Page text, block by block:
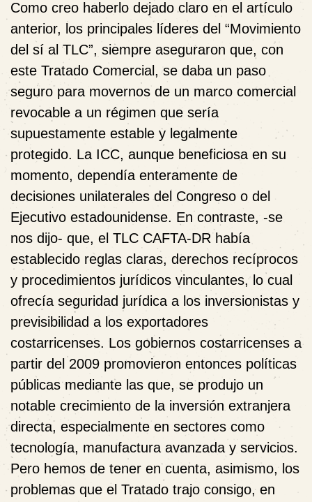
Como creo haberlo dejado claro en el artículo
anterior, los principales líderes del “Movimiento
del sí al TLC”, siempre aseguraron que, con
este Tratado Comercial, se daba un paso
seguro para movernos de un marco comercial
revocable a un régimen que sería
supuestamente estable y legalmente
protegido. La ICC, aunque beneficiosa en su
momento, dependía enteramente de
decisiones unilaterales del Congreso o del
Ejecutivo estadounidense. En contraste, -se
nos dijo- que, el TLC CAFTA-DR había
establecido reglas claras, derechos recíprocos
y procedimientos jurídicos vinculantes, lo cual
ofrecía seguridad jurídica a los inversionistas y
previsibilidad a los exportadores
costarricenses. Los gobiernos costarricenses a
partir del 2009 promovieron entonces políticas
públicas mediante las que, se produjo un
notable crecimiento de la inversión extranjera
directa, especialmente en sectores como
tecnología, manufactura avanzada y servicios.
Pero hemos de tener en cuenta, asimismo, los
problemas que el Tratado trajo consigo, en